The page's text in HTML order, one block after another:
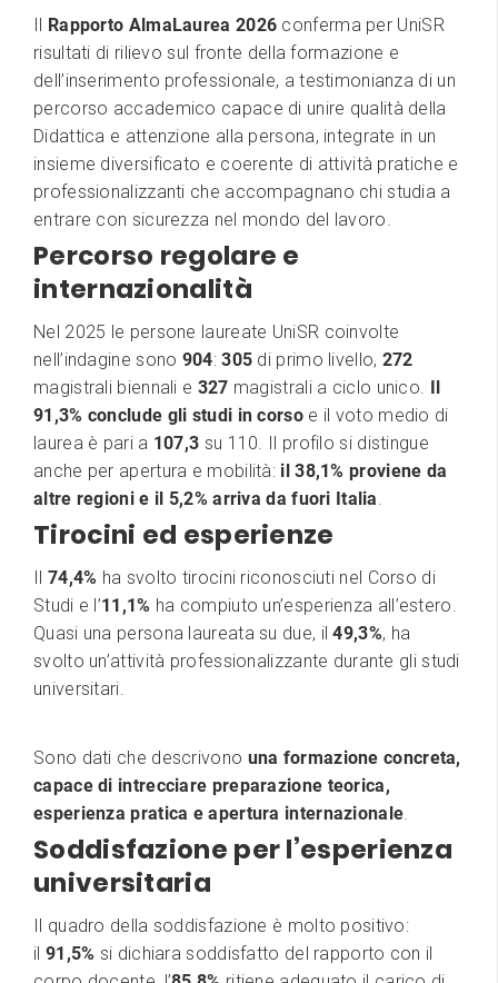
Il Rapporto AlmaLaurea 2026 conferma per UniSR
risultati di rilievo sul fronte della formazione e
dell’inserimento professionale, a testimonianza di un
percorso accademico capace di unire qualità della
Didattica e attenzione alla persona, integrate in un
insieme diversificato e coerente di attività pratiche e
professionalizzanti che accompagnano chi studia a
entrare con sicurezza nel mondo del lavoro.
Percorso regolare e
internazionalità
Nel 2025 le persone laureate UniSR coinvolte
nell’indagine sono 904:305 di primo livello, 272
magistrali biennali e 327 magistrali a ciclo unico. Il
91,3% conclude gli studi in corsoe il voto medio di
laurea è pari a 107,3 su 110. Il profilo si distingue
anche per apertura e mobilità: il 38,1% proviene da
altre regioni e il 5,2% arriva da fuori Italia
Tirocini ed esperienze
Il 74,4% ha svolto tirocini riconosciuti nel Corso di
Studi e l’11,1% ha compiuto un’esperienza all’estero.
Quasi una persona laureata su due, il49,3%, ha
svolto un’attività professionalizzante durante gli studi
universitari.
Sono dati che descrivono una formazione concreta,
capace di intrecciare preparazione teorica,
esperienza pratica e apertura internazionale
Soddisfazione per l’esperienza
universitaria
Il quadro della soddisfazione è molto positivo:
il 91,5% si dichiara soddisfatto del rapporto con il